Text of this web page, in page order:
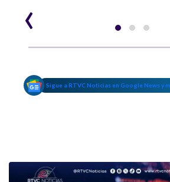
‹
Sigue a RTVC Noticias en Google News y